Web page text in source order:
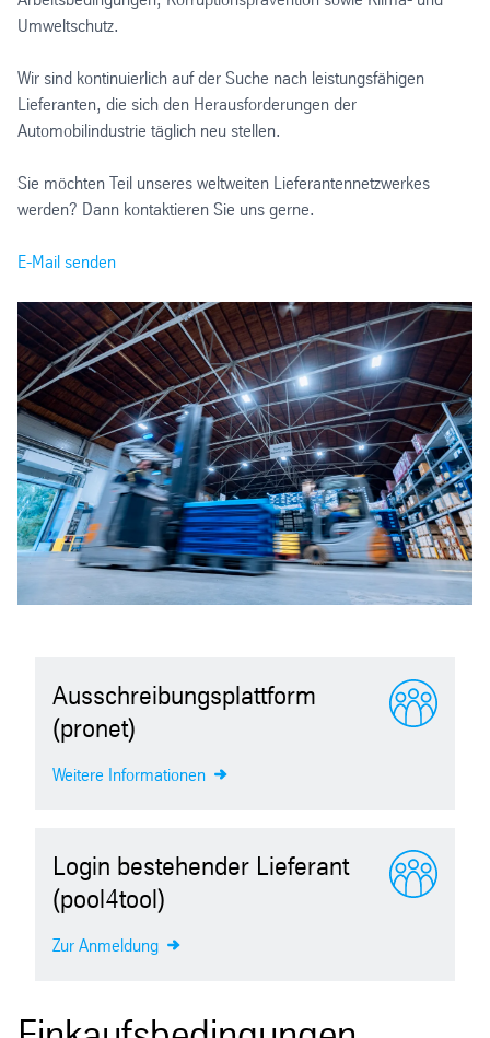
Umweltschutz.
Wir sind kontinuierlich auf der Suche nach leistungsfähigen
Lieferanten, die sich den Herausforderungen der
Automobilindustrie täglich neu stellen.
Sie möchten Teil unseres weltweiten Lieferantennetzwerkes
werden? Dann kontaktieren Sie uns gerne.
E-Mail senden
Ausschreibungsplattform
(pronet)
Weitere Informationen
Login bestehender Lieferant
(pool4tool)
Zur Anmeldung